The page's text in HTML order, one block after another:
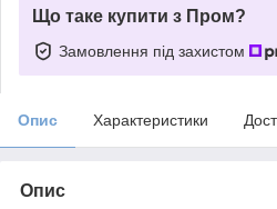
Що таке купити з Пром?
Замовлення під захистом
Опис Характеристики
Опис